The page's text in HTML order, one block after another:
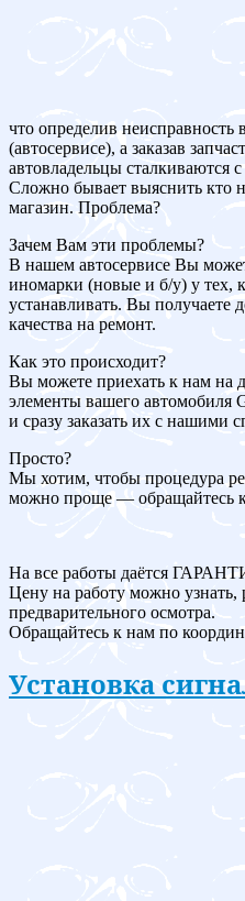
что определив неисправность
(автосервисе), а заказав
автовладельцы сталкиваются
Сложно бывает выяснить кто
магазин. Проблема?
Зачем Вам эти проблемы?
В нашем автосервисе Вы
иномарки (новые и б/у) у тех,
устанавливать. Вы получаете
качества на ремонт.
Как это происходит?
Вы можете приехать к нам на
элементы вашего автомобиля
и сразу заказать их с нашими
Просто?
Мы хотим, чтобы процедура
можно проще — обращайтесь
На все работы даётся
Цену на работу можно узнать,
предварительного осмотра.
Обращайтесь к нам по
Установка